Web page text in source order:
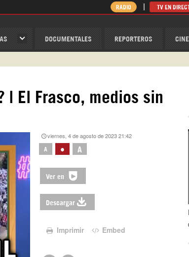
DOCUMENTALES REPORTEROS
RADIO TV EN
| El Frasco, medios sin
viernes, 4 de agosto de 2023 21:42
A • A
Ver en
Descargar
Imprimir Embed